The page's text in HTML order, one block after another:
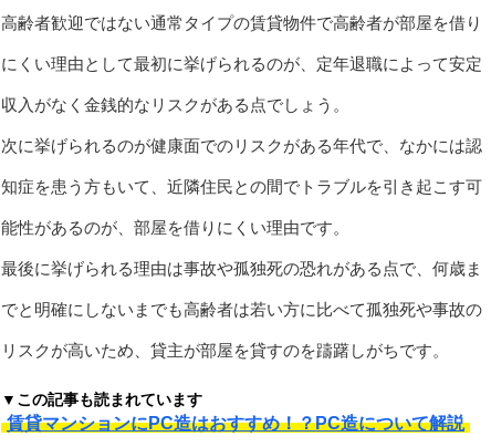
高齢者歓迎ではない通常タイプの賃貸物件で高齢者が部屋を借り
にくい理由として最初に挙げられるのが、定年退職によって安定
収入がなく金銭的なリスクがある点でしょう。
次に挙げられるのが健康面でのリスクがある年代で、なかには認
知症を患う方もいて、近隣住民との間でトラブルを引き起こす可
能性があるのが、部屋を借りにくい理由です。
最後に挙げられる理由は事故や孤独死の恐れがある点で、何歳ま
でと明確にしないまでも高齢者は若い方に比べて孤独死や事故の
リスクが高いため、貸主が部屋を貸すのを躊躇しがちです。
▼この記事も読まれています
賃貸マンションにPC造はおすすめ！？PC造について解説